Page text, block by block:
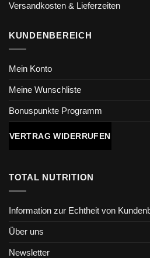
Versandkosten & Lieferzeiten
KUNDENBEREICH
Mein Konto
Meine Wunschliste
Bonuspunkte Programm
VERTRAG WIDERRUFEN
TOTAL NUTRITION
Information zur Echtheit von
Über uns
Newsletter